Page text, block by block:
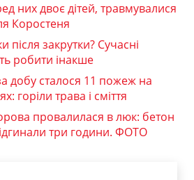
них двоє дітей, травмувалися
Коростеня
після закрутки? Сучасні
робити інакше
добу сталося 11 пожеж на
горіли трава і сміття
провалилася в люк: бетон
три години. ФОТО